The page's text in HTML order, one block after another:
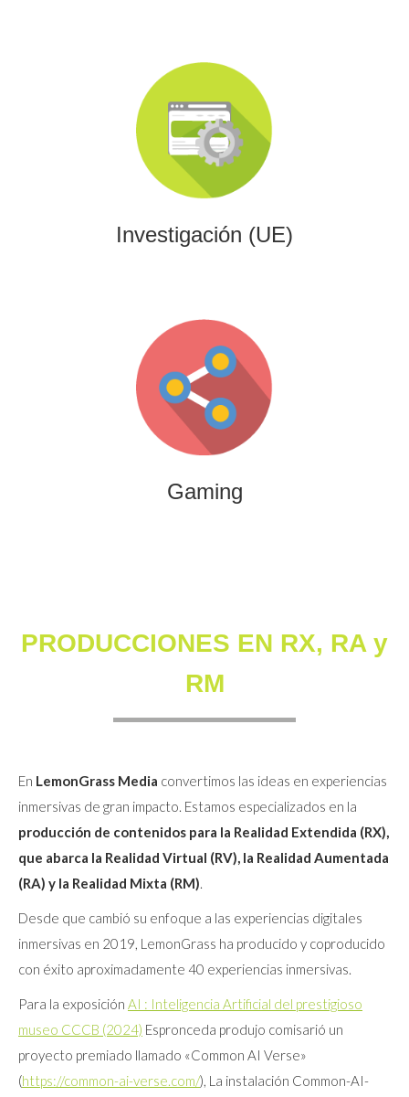
Investigación (UE)
Investigación (UE)
Impulsamos proyectos de I+D+i alineados con programas
europeos, conectando innovación tecnológica con
financiación estratégica.
Gaming
Gaming
Desarrollamos experiencias interactivas y videojuegos
que combinan entretenimiento, innovación y engagement
para marcas y audiencias.
PRODUCCIONES EN RX, RA y
RM
En LemonGrass Media convertimos las ideas en experiencias
inmersivas de gran impacto. Estamos especializados en la
producción de contenidos para la Realidad Extendida (RX),
que abarca la Realidad Virtual (RV), la Realidad Aumentada
(RA) y la Realidad Mixta (RM).
Desde que cambió su enfoque a las experiencias digitales
inmersivas en 2019, LemonGrass ha producido y coproducido
con éxito aproximadamente 40 experiencias inmersivas.
Para la exposición AI : Inteligencia Artificial del prestigioso
museo CCCB (2024) Espronceda produjo comisarió un
proyecto premiado llamado «Common AI Verse»
(https://common-ai-verse.com/), La instalación Common-AI-